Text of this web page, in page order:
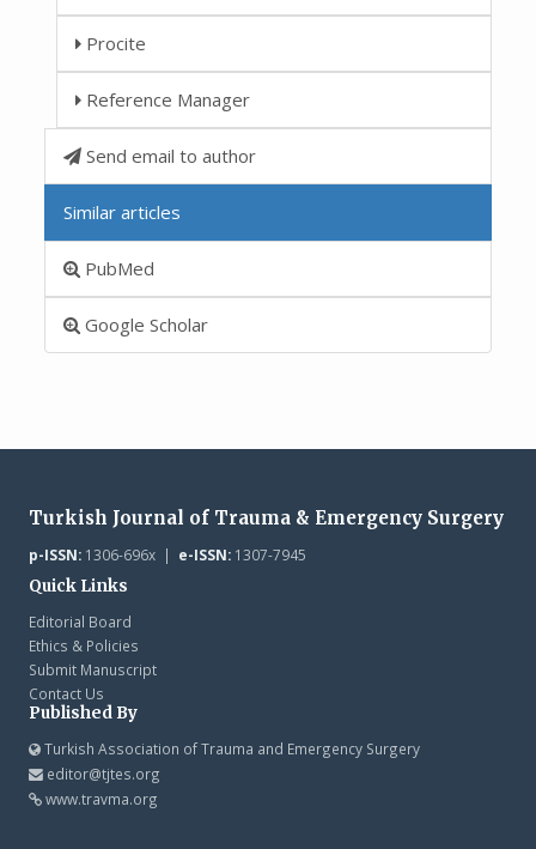
Procite
Reference Manager
Send email to author
Similar articles
PubMed
Google Scholar
Turkish Journal of Trauma & Emergency Surgery
p-ISSN:1306-696x | e-ISSN:1307-7945
Quick Links
Editorial Board
Ethics & Policies
Submit Manuscript
Contact Us
Published By
Turkish Association of Trauma and Emergency Surgery
editor@tjtes.org
www.travma.org